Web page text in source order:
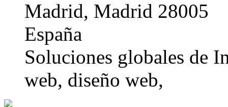
Madrid, Madrid 28005
España
Soluciones globales de
web, diseño web,